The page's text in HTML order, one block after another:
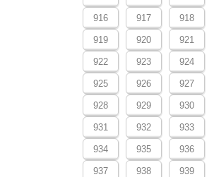
916 917 918
919 920 921
922 923 924
925 926 927
928 929 930
931 932 933
934 935 936
937 938 939